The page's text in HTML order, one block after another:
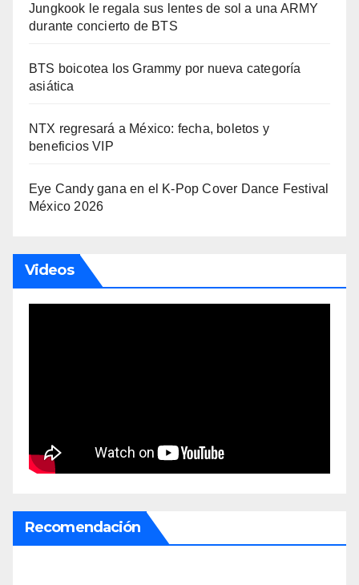
Jungkook le regala sus lentes de sol a una ARMY
durante concierto de BTS
BTS boicotea los Grammy por nueva categoría
asiática
NTX regresará a México: fecha, boletos y
beneficios VIP
Eye Candy gana en el K-Pop Cover Dance Festival
México 2026
Videos
Recomendación